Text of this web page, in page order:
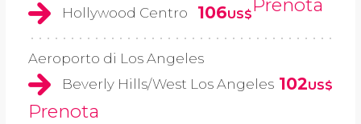
Hollywood Centro
106US$
Aeroporto di Los Angeles
Beverly Hills/West Los Angeles 102US$
Prenota